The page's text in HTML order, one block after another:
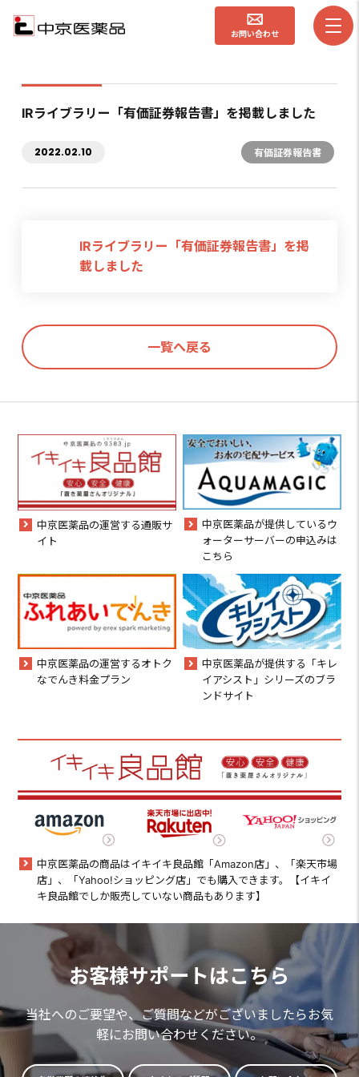
お問い合わせ
IRライブラリー「有価証券報告書」を掲載しました
2022.02.10 有価証券報告書
IRライブラリー「有価証券報告書」を掲
載しました
一覧へ戻る
中京医薬品の運営する通販サ
イト
中京医薬品が提供しているウ
ォーターサーバーの申込みは
こちら
中京医薬品の運営するオトク
なでんき料金プラン
中京医薬品が提供する「キレ
イアシスト」シリーズのブラ
ンドサイト
中京医薬品の商品はイキイキ良品館「Amazon店」、「楽天市場
店」、「Yahoo!ショッピング店」でも購入できます。【イキイ
キ良品館でしか販売していない商品もあります】
お客様サポートはこちら
当社へのご要望や、ご質問などがございましたらお気
軽にお問い合わせください。